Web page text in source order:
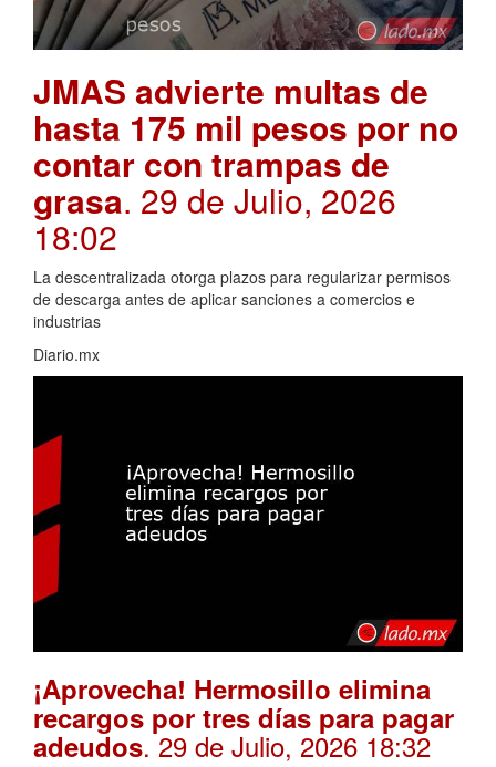
JMAS advierte multas de
hasta 175 mil pesos por no
contar con trampas de
grasa. 29 de Julio, 2026
18:02
La descentralizada otorga plazos para regularizar permisos
de descarga antes de aplicar sanciones a comercios e
industrias
Diario.mx
¡Aprovecha! Hermosillo elimina
recargos por tres días para pagar
adeudos. 29 de Julio, 2026 18:32